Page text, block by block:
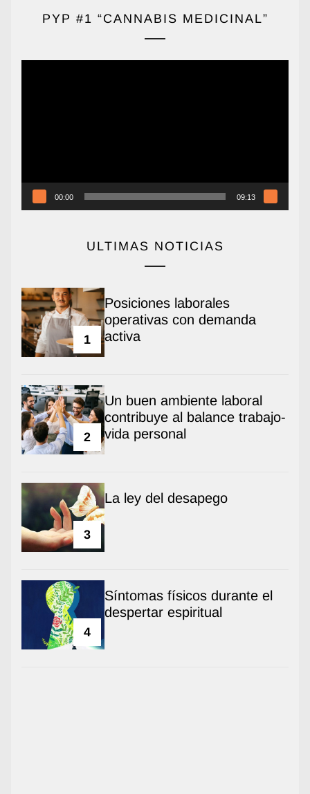
PYP #1 “CANNABIS MEDICINAL”
00:00 09:13
ULTIMAS NOTICIAS
1
Posiciones laborales
operativas con demanda
activa
2
Un buen ambiente laboral
contribuye al balance trabajo-
vida personal
3
La ley del desapego
4
Síntomas físicos durante el
despertar espiritual